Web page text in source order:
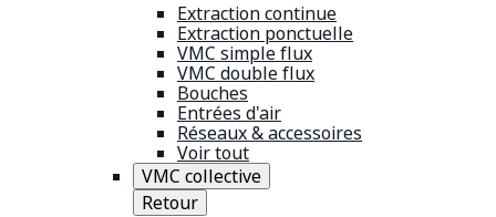
Extraction continue
Extraction ponctuelle
VMC simple flux
VMC double flux
Bouches
Entrées d'air
Réseaux & accessoires
Voir tout
VMC collective
Retour